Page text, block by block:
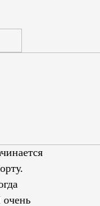
очень